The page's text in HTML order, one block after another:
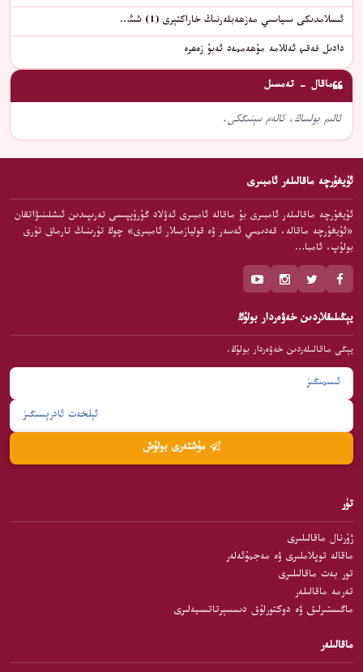
ئىسلامدىكى سىياسىي مەزھەبلەرنىڭ خاراكتېرى (1) شىئ…
دادىل فەقىھ ئەللامە مۇھەممەد ئەبۇ زەھرە
ماقال - تەمسىل
ئالىم بولساڭ، ئالەم سېنىڭكى.
ئۇيغۇرچە ماقالىلەر ئامبىرى
ئۇيغۇرچە ماقالىلەر ئامبىرى بۇ ماقالە ئامبىرى ئەۋلاد گۇرۇپپىسى تەرىپىدىن ئىشلىنىۋاتقان
«ئۇيغۇرچە ماقالە، قەدىمىي ئەسەر ۋە قوليازمىلار ئامبىرى» چوڭ تۈرىنىڭ تارماق تۈرى
بولۇپ، ئامبا…
يېڭىلىقلاردىن خەۋەردار بولۇڭ
يېڭى ماقالىلەردىن خەۋەردار بولۇڭ.
تۈر
ژۇرنال ماقالىلىرى
ماقالە توپلاملىرى ۋە مەجمۇئەلەر
تور بەت ماقالىلىرى
تەرمە ماقالىلەر
ماگىستىرلىق ۋە دوكتورلۇق دىسسېرتاتسىيەلىرى
ماقالىلەر